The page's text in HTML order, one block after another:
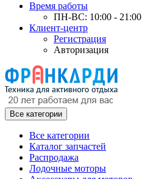
Время работы
ПН-ВС: 10:00 - 21:00
Клиент-центр
Регистрация
Авторизация
Все категории
Все категории
Каталог запчастей
Распродажа
Лодочные моторы